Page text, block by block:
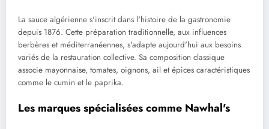
La sauce algérienne s'inscrit dans l'histoire de la gastronomie
depuis 1876. Cette préparation traditionnelle, aux influences
berbères et méditerranéennes, s'adapte aujourd'hui aux besoins
variés de la restauration collective. Sa composition classique
associe mayonnaise, tomates, oignons, ail et épices caractéristiques
comme le cumin et le paprika.
Les marques spécialisées comme Nawhal's